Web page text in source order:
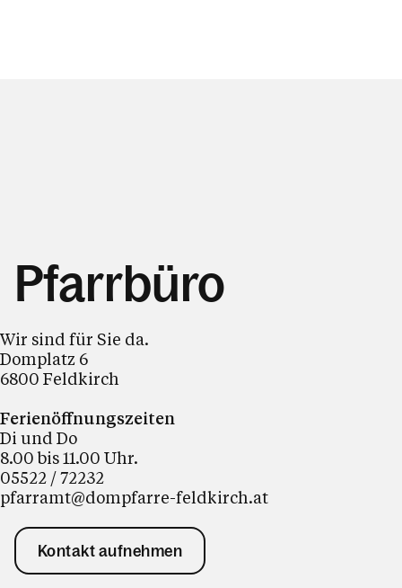
Pfarrbüro
Wir sind für Sie da.
Domplatz 6
6800 Feldkirch
Ferienöffnungszeiten
Di und Do
8.00 bis 11.00 Uhr.
05522 / 72232
pfarramt@dompfarre-feldkirch.at
Kontakt aufnehmen